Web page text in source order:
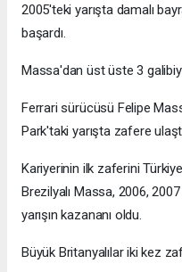
2005'teki yarışta damalı
başardı.
Massa'dan üst üste 3
Ferrari sürücüsü Felipe
Park'taki yarışta zafere
Kariyerinin ilk zaferini
Brezilyalı Massa, 2006,
yarışın kazananı oldu.
Büyük Britanyalılar iki kez